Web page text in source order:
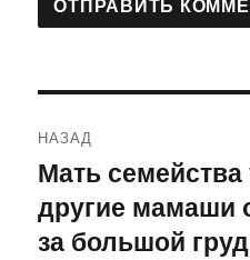
по
записям
НАЗАД
Предыдущая
запись:
Мать семейства
другие мамаши
за большой